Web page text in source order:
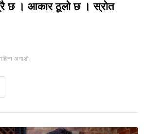
छ । आकार ठूलो छ । स्रोत
अगाडी